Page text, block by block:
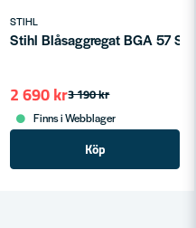
STIHL
Stihl Blåsaggregat BGA 57
3 190 kr
2 690 kr
Finns i Webblager
Köp